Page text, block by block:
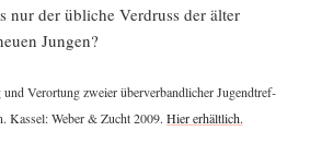
nur der übli­che Ver­druss der älter
Jungen?
Ver­or­tung zwei­er über­ver­band­li­cher Jugend­tref­
Kas­sel: Weber & Zucht 2009. Hier erhält­lich.